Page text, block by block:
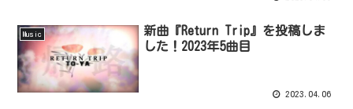
Music
新曲『Return Trip』を投稿しま
した！2023年5曲目
2023.04.06